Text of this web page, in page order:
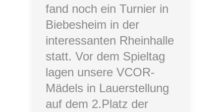
fand noch ein Turnier in
Biebesheim in der
interessanten Rheinhalle
statt. Vor dem Spieltag
lagen unsere VCOR-
Mädels in Lauerstellung
auf dem 2.Platz der